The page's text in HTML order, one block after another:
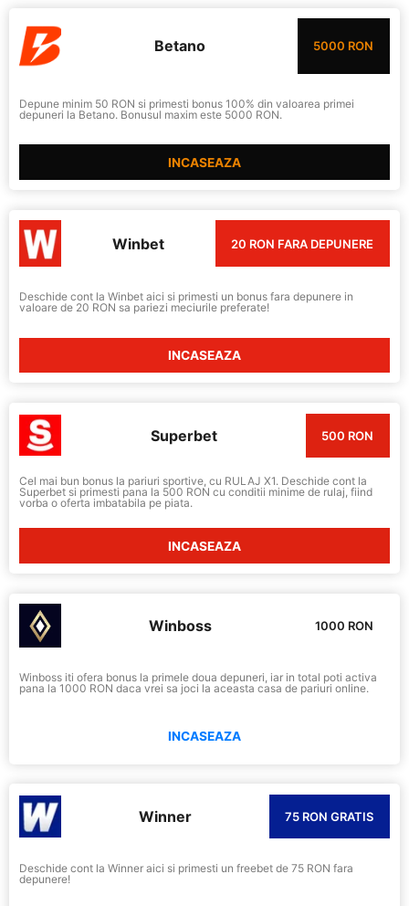
Betano 5000 RON
Depune minim 50 RON si primesti bonus 100% din valoarea primei
depuneri la Betano. Bonusul maxim este 5000 RON.
INCASEAZA
Winbet 20 RON FARA DEPUNERE
Deschide cont la Winbet aici si primesti un bonus fara depunere in
valoare de 20 RON sa pariezi meciurile preferate!
INCASEAZA
Superbet 500 RON
Cel mai bun bonus la pariuri sportive, cu RULAJ X1. Deschide cont la
Superbet si primesti pana la 500 RON cu conditii minime de rulaj, fiind
vorba o oferta imbatabila pe piata.
INCASEAZA
Winboss 1000 RON
Winboss iti ofera bonus la primele doua depuneri, iar in total poti activa
pana la 1000 RON daca vrei sa joci la aceasta casa de pariuri online.
INCASEAZA
Winner 75 RON GRATIS
Deschide cont la Winner aici si primesti un freebet de 75 RON fara
depunere!